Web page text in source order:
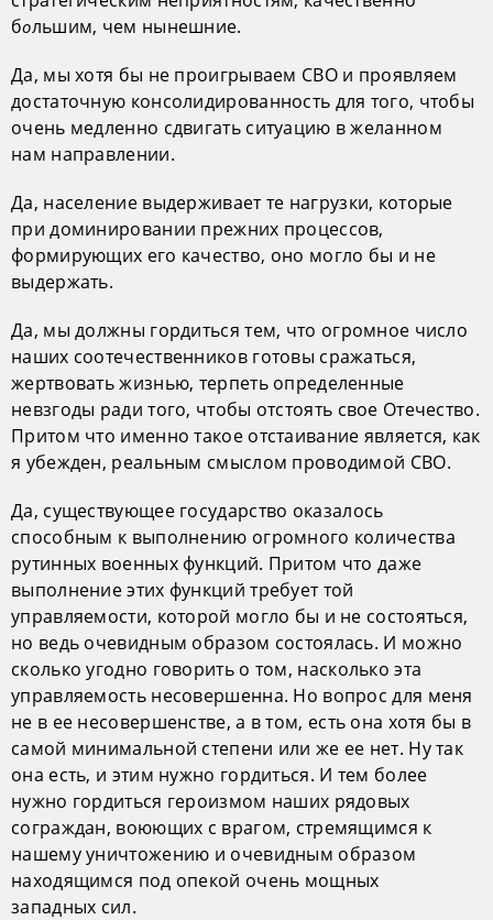
большим, чем нынешние.
Да, мы хотя бы не проигрываем СВО и проявляем
достаточную консолидированность для того, чтобы
очень медленно сдвигать ситуацию в желанном
нам направлении.
Да, население выдерживает те нагрузки, которые
при доминировании прежних процессов,
формирующих его качество, оно могло бы и не
выдержать.
Да, мы должны гордиться тем, что огромное число
наших соотечественников готовы сражаться,
жертвовать жизнью, терпеть определенные
невзгоды ради того, чтобы отстоять свое Отечество.
Притом что именно такое отстаивание является, как
я убежден, реальным смыслом проводимой СВО.
Да, существующее государство оказалось
способным к выполнению огромного количества
рутинных военных функций. Притом что даже
выполнение этих функций требует той
управляемости, которой могло бы и не состояться,
но ведь очевидным образом состоялась. И можно
сколько угодно говорить о том, насколько эта
управляемость несовершенна. Но вопрос для меня
не в ее несовершенстве, а в том, есть она хотя бы в
самой минимальной степени или же ее нет. Ну так
она есть, и этим нужно гордиться. И тем более
нужно гордиться героизмом наших рядовых
сограждан, воюющих с врагом, стремящимся к
нашему уничтожению и очевидным образом
находящимся под опекой очень мощных
западных сил.